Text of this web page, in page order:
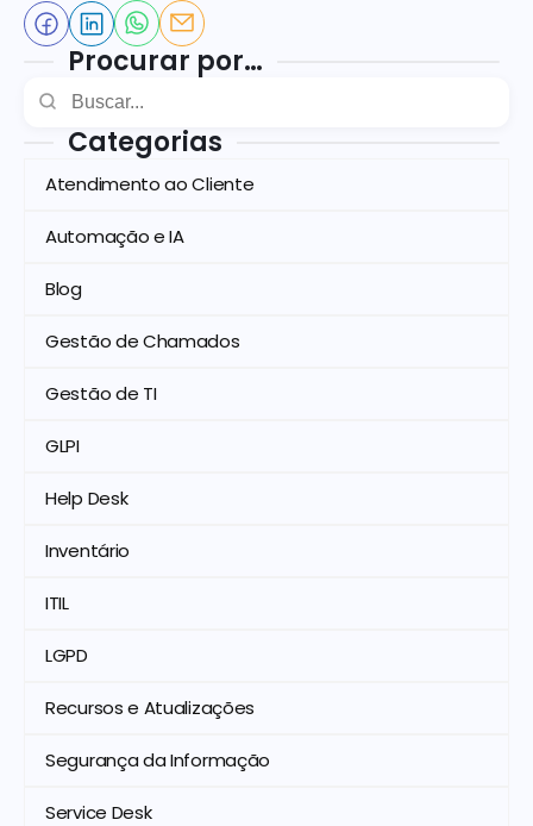
Procurar por…
Categorias
Atendimento ao Cliente
Automação e IA
Blog
Gestão de Chamados
Gestão de TI
GLPI
Help Desk
Inventário
ITIL
LGPD
Recursos e Atualizações
Segurança da Informação
Service Desk